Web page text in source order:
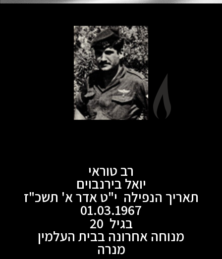
רב טוראי
יואל בירנבוים
תאריך הנפילה י"ט אדר א' תשכ"ז
01.03.1967
בגיל 20
מנוחה אחרונה בבית העלמין
מנרה